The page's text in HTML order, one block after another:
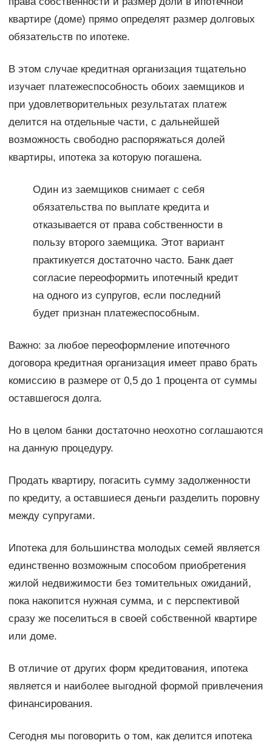
квартире (доме) прямо определят размер долговых
обязательств по ипотеке.
В этом случае кредитная организация тщательно
изучает платежеспособность обоих заемщиков и
при удовлетворительных результатах платеж
делится на отдельные части, с дальнейшей
возможность свободно распоряжаться долей
квартиры, ипотека за которую погашена.
Один из заемщиков снимает с себя
обязательства по выплате кредита и
отказывается от права собственности в
пользу второго заемщика. Этот вариант
практикуется достаточно часто. Банк дает
согласие переоформить ипотечный кредит
на одного из супругов, если последний
будет признан платежеспособным.
Важно: за любое переоформление ипотечного
договора кредитная организация имеет право брать
комиссию в размере от 0,5 до 1 процента от суммы
оставшегося долга.
Но в целом банки достаточно неохотно соглашаются
на данную процедуру.
Продать квартиру, погасить сумму задолженности
по кредиту, а оставшиеся деньги разделить поровну
между супругами.
Ипотека для большинства молодых семей является
единственно возможным способом приобретения
жилой недвижимости без томительных ожиданий,
пока накопится нужная сумма, и с перспективой
сразу же поселиться в своей собственной квартире
или доме.
В отличие от других форм кредитования, ипотека
является и наиболее выгодной формой привлечения
финансирования.
Сегодня мы поговорить о том, как делится ипотека